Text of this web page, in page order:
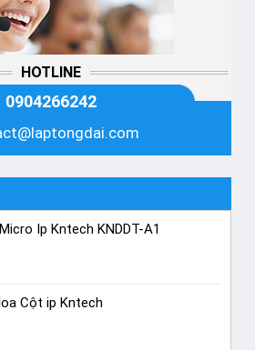
HOTLINE
0904266242
Ip Kntech KNDDT-A1
Cột ip Kntech